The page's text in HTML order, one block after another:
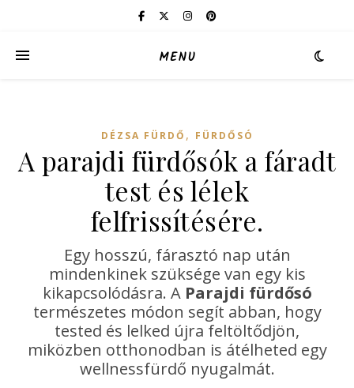
MENU
DÉZSA FÜRDŐ , FÜRDŐSÓ
A parajdi fürdősók a fáradt
test és lélek
felfrissítésére.
Egy hosszú, fárasztó nap után
mindenkinek szüksége van egy kis
kikapcsolódásra. A Parajdi fürdősó
természetes módon segít abban, hogy
tested és lelked újra feltöltődjön,
miközben otthonodban is átélheted egy
wellnessfürdő nyugalmát.